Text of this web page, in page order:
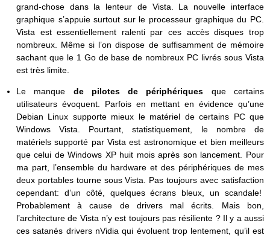
grand-chose dans la lenteur de Vista. La nouvelle interface
graphique s’appuie surtout sur le processeur graphique du PC.
Vista est essentiellement ralenti par ces accès disques trop
nombreux. Même si l’on dispose de suffisamment de mémoire
sachant que le 1 Go de base de nombreux PC livrés sous Vista
est très limite.
Le manque de pilotes de périphériques que certains
utilisateurs évoquent. Parfois en mettant en évidence qu’une
Debian Linux supporte mieux le matériel de certains PC que
Windows Vista. Pourtant, statistiquement, le nombre de
matériels supporté par Vista est astronomique et bien meilleurs
que celui de Windows XP huit mois après son lancement. Pour
ma part, l’ensemble du hardware et des périphériques de mes
deux portables tourne sous Vista. Pas toujours avec satisfaction
cependant: d’un côté, quelques écrans bleux, un scandale!
Probablement à cause de drivers mal écrits. Mais bon,
l’architecture de Vista n’y est toujours pas résiliente ? Il y a aussi
ces satanés drivers nVidia qui évoluent trop lentement, qu’il est